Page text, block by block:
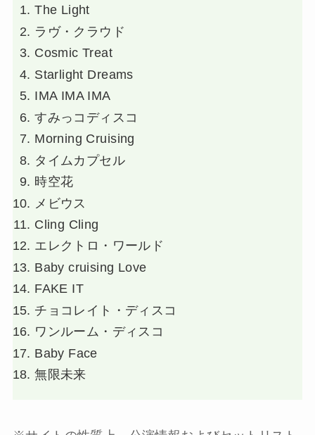
The Light
ラヴ・クラウド
Cosmic Treat
Starlight Dreams
IMA IMA IMA
すみっコディスコ
Morning Cruising
タイムカプセル
時空花
メビウス
Cling Cling
エレクトロ・ワールド
Baby cruising Love
FAKE IT
チョコレイト・ディスコ
ワンルーム・ディスコ
Baby Face
無限未来